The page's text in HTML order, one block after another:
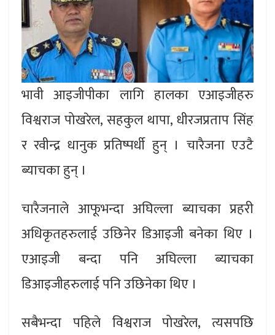
भावी आइजीपीका लागि हालका एआइजीहरु
विश्वराज पोखरेल, सहकुल थापा, धीरजप्रताप सिंह
र रवीन्द्र धानुक प्रतिष्पर्धी हुन् । चारैजना एउटै
ब्याचका हुन् ।
चारैजनाले आफूभन्दा अघिल्ला ब्याचका प्रहरी
अधिकृतहरुलाई उछिनेर डिआइजी बनेका थिए ।
एआइजी बन्दा पनि अघिल्ला ब्याचका
डिआइजीहरुलाई पनि उछिनेका थिए ।
सबैभन्दा पहिले विश्वराज पोखरेल, त्यसपछि